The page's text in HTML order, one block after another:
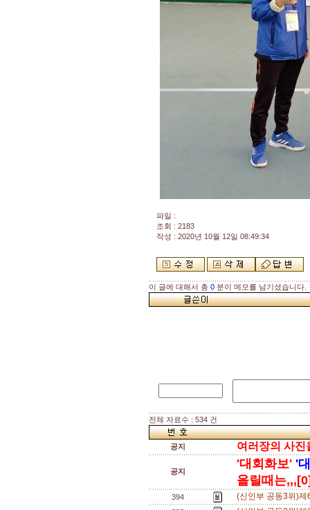
파일 :
조회 : 2183
작성 : 2020년 10월 12일 08:49:34
이 글에 대해서 총 0 분이 메모를 남기셨습니다.
전체 자료수 : 534 건
공지 여러장의 사진
공지
'대회화보' '
올릴때는
394 (신인부 공동3위)